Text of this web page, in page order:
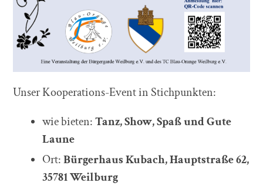
Unser Kooperations-Event in Stichpunkten:
wie bieten:Tanz, Show, Spaß und Gute
Laune
Ort:Bürgerhaus Kubach, Hauptstraße 62,
35781 Weilburg